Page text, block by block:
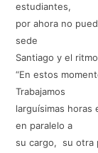
estudiantes,
por ahora no
sede
Santiago y el
“En estos
Trabajamos
larguísimas horas
en paralelo a
su cargo, su otra